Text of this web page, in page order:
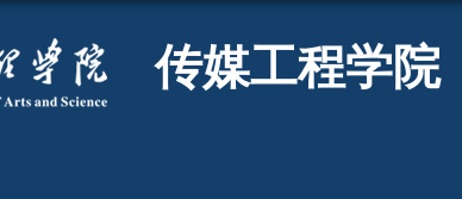
传媒工程学院